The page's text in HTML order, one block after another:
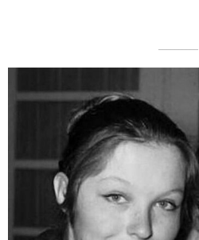
––––––––––